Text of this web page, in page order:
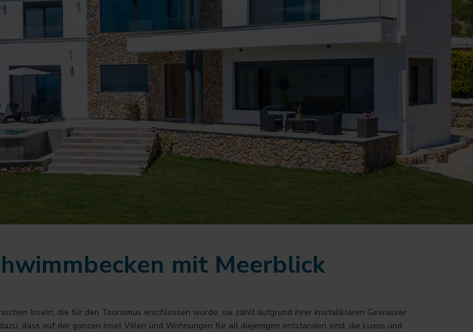
mit Meerblick
Inseln, die für den Tourismus erschlossen wurde; sie zählt aufgrund ihrer kristallklaren Gewässer
dass auf der ganzen Insel Villen und Wohnungen für all diejenigen entstanden sind, die Luxus und